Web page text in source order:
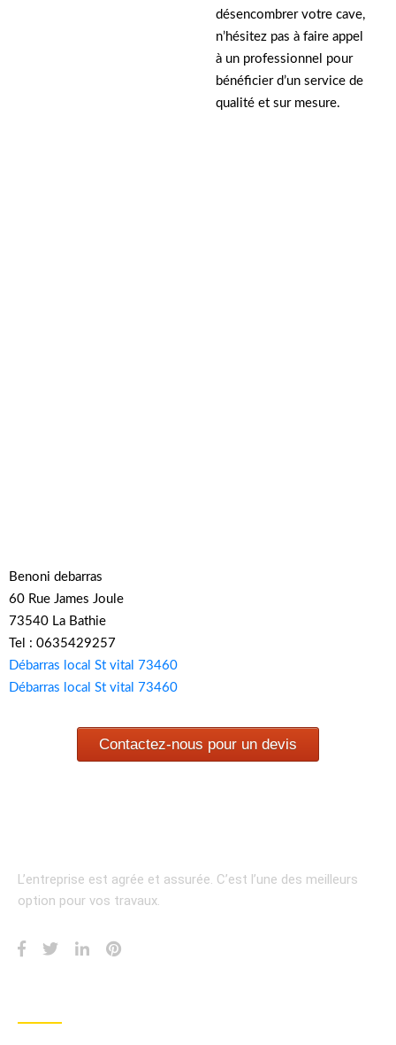
désencombrer votre cave,
n’hésitez pas à faire appel
à un professionnel pour
bénéficier d’un service de
qualité et sur mesure.
Benoni debarras
60 Rue James Joule
73540 La Bathie
Tel : 0635429257
Débarras local St vital 73460
Débarras local St vital 73460
Contactez-nous pour un devis
L’entreprise est agrée et assurée. C’est l’une des meilleurs
option pour vos travaux.